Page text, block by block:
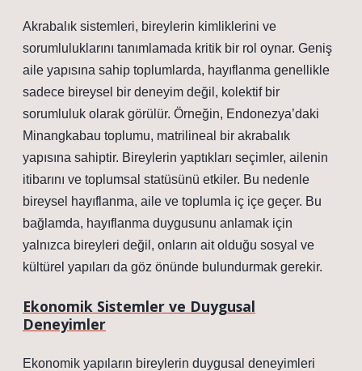
Akrabalık sistemleri, bireylerin kimliklerini ve
sorumluluklarını tanımlamada kritik bir rol oynar. Geniş
aile yapısına sahip toplumlarda, hayıflanma genellikle
sadece bireysel bir deneyim değil, kolektif bir
sorumluluk olarak görülür. Örneğin, Endonezya’daki
Minangkabau toplumu, matrilineal bir akrabalık
yapısına sahiptir. Bireylerin yaptıkları seçimler, ailenin
itibarını ve toplumsal statüsünü etkiler. Bu nedenle
bireysel hayıflanma, aile ve toplumla iç içe geçer. Bu
bağlamda, hayıflanma duygusunu anlamak için
yalnızca bireyleri değil, onların ait olduğu sosyal ve
kültürel yapıları da göz önünde bulundurmak gerekir.
Ekonomik Sistemler ve Duygusal
Deneyimler
Ekonomik yapıların bireylerin duygusal deneyimleri